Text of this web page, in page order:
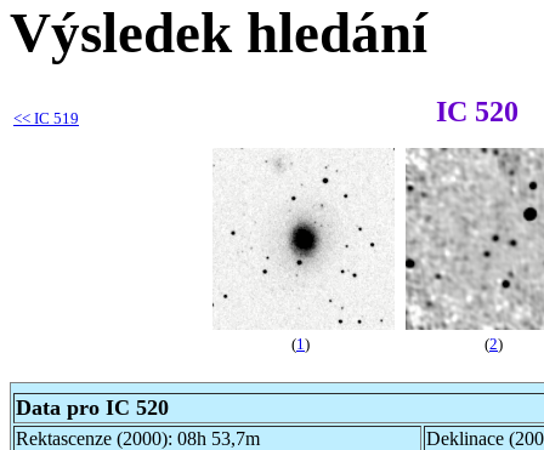
Výsledek hledání
<< IC 519 IC 520
(1 ) (2)
Data pro IC 520
Rektascenze (2000): 08h 53,7m
Deklinace